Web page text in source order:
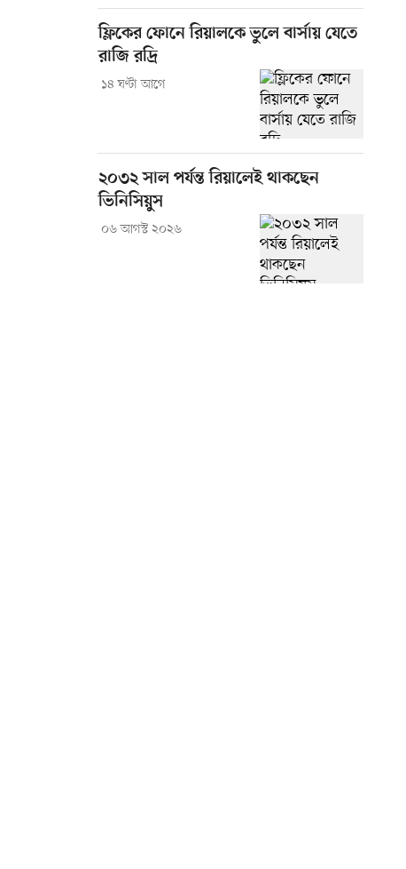
ফ্লিকের ফোনে রিয়ালকে ভুলে বার্সায় যেতে
রাজি রদ্রি
১৪ ঘণ্টা আগে
২০৩২ সাল পর্যন্ত রিয়ালেই থাকছেন
ভিনিসিয়ুস
০৬ আগস্ট ২০২৬